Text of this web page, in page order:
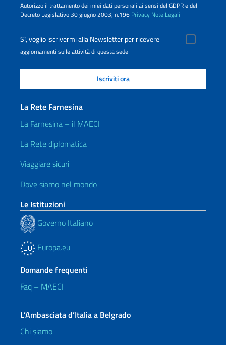
Autorizzo il trattamento dei miei dati personali ai sensi del GDPR e del
Decreto Legislativo 30 giugno 2003, n.196 Privacy Note Legali
Sì, voglio iscrivermi alla Newsletter per ricevere
aggiornamenti sulle attività di questa sede
La Rete Farnesina
La Farnesina – il MAECI
La Rete diplomatica
Viaggiare sicuri
Dove siamo nel mondo
Le Istituzioni
Governo Italiano
Europa.eu
Domande frequenti
Faq – MAECI
L’Ambasciata d’Italia a Belgrado
Chi siamo